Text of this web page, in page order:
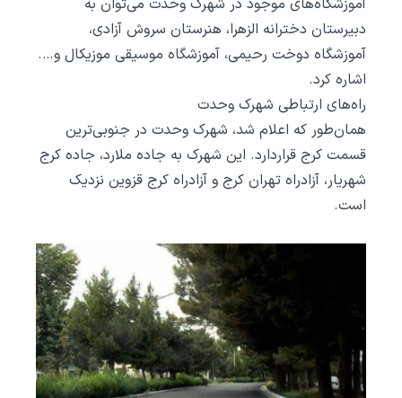
آموزشگاه‌های موجود در شهرک وحدت می‌توان به
دبیرستان دخترانه الزهرا، هنرستان سروش آزادی،
آموزشگاه دوخت رحیمی، آموزشگاه موسیقی موزیکال و….
اشاره کرد.
راه‌های ارتباطی شهرک وحدت
همان‌طور که اعلام شد، شهرک وحدت در جنوبی‌ترین
قسمت کرج قراردارد. این شهرک به جاده ملارد، جاده کرج
شهریار، آزادراه تهران کرج و آزادراه کرج قزوین نزدیک
است.